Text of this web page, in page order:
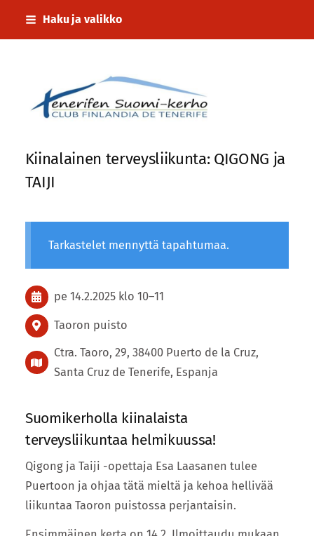
Siirry
sivun
Haku ja valikko
Tenerifen Suomi-kerho
Kiinalainen terveysliikunta: QIGONG ja
TAIJI
Tarkastelet mennyttä tapahtumaa.
pe 14.2.2025 klo 10–11
Taoron puisto
Ctra. Taoro, 29, 38400 Puerto de la Cruz,
Santa Cruz de Tenerife, Espanja
Suomikerholla kiinalaista
terveysliikuntaa helmikuussa!
Qigong ja Taiji -opettaja Esa Laasanen tulee
Puertoon ja ohjaa tätä mieltä ja kehoa hellivää
liikuntaa Taoron puistossa perjantaisin.